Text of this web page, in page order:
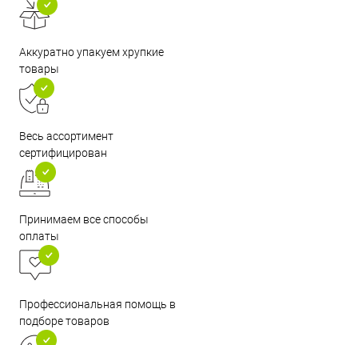
Аккуратно упакуем хрупкие
товары
Весь ассортимент
сертифицирован
Принимаем все способы
оплаты
Профессиональная помощь в
подборе товаров